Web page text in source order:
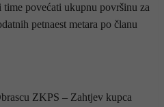
povećati ukupnu površinu za
petnaest metara po članu
ZKPS – Zahtjev kupca